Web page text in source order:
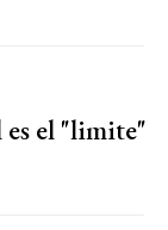
es el "limite"